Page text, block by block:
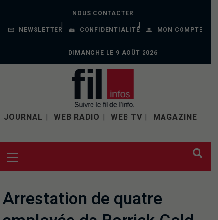
NOUS CONTACTER
NEWSLETTER CONFIDENTIALITÉ MON COMPTE
DIMANCHE LE 9 AOÛT 2026
JOURNAL WEB RADIO WEB TV MAGAZINE
Arrestation de quatre